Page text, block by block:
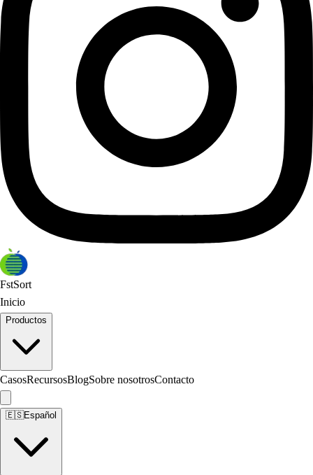
FstSort
Inicio
Productos
CasosRecursosBlogSobre nosotrosContacto
🇪🇸Español